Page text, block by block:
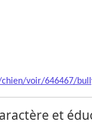
voir/646467/
et